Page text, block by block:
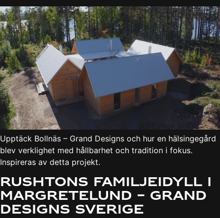
Upptäck Bollnäs – Grand Designs och hur en hälsingegård
blev verklighet med hållbarhet och tradition i fokus.
Inspireras av detta projekt.
Rushtons familjeidyll i
Margretelund – Grand
Designs Sverige